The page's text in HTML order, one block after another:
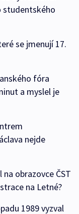
studentského
se jmenují 17.
fóra
a myslel je
nejde
obrazovce ČST
na Letné?
1989 vyzval